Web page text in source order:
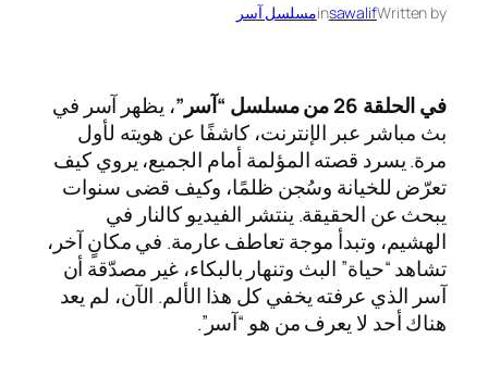
Written by
sawalif
inمسلسل آسر
في الحلقة 26 من مسلسل “آسر”
، يظهر آسر في
بث مباشر عبر الإنترنت، كاشفًا عن هويته لأول
مرة. يسرد قصته المؤلمة أمام الجميع، يروي كيف
تعرّض للخيانة وسُجن ظلمًا، وكيف قضى سنوات
يبحث عن الحقيقة. ينتشر الفيديو كالنار في
الهشيم، وتبدأ موجة تعاطف عارمة. في مكانٍ آخر،
تشاهد “حياة” البث وتنهار بالبكاء، غير مصدّقة أن
آسر الذي عرفته يخفي كل هذا الألم. الآن، لم يعد
هناك أحد لا يعرف من هو “آسر”.